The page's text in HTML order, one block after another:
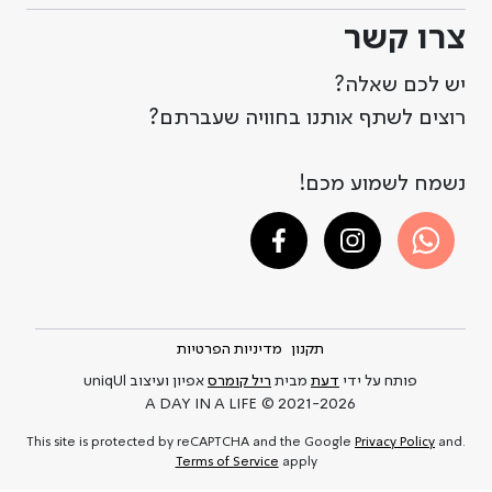
צרו קשר
יש לכם שאלה?
רוצים לשתף אותנו בחוויה שעברתם?
נשמח לשמוע מכם!
תקנון מדיניות הפרטיות
פותח על ידי דעת מבית ריל קומרס אפיון ועיצוב uniqUl
A DAY IN A LIFE © 2021-2026
.This site is protected by reCAPTCHA and the Google
Privacy Policy and
Terms of Service apply